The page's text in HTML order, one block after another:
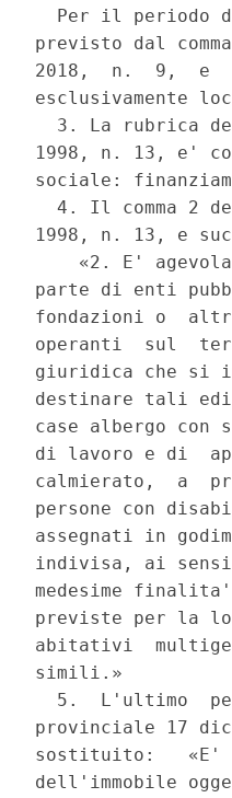
Per il periodo
previsto dal
2018,  n.  9,  e
esclusivamente
3. La rubrica
1998, n. 13, e'
sociale:
4. Il comma 2
1998, n. 13, e
«2. E'
parte di enti
fondazioni o
operanti  sul
giuridica che si
destinare tali
case albergo con
di lavoro e di
calmierato,  a
persone con
assegnati in
indivisa, ai
medesime
previste per la
abitativi
simili.»
5.  L'ultimo
provinciale 17
sostituito:   «E'
dell'immobile